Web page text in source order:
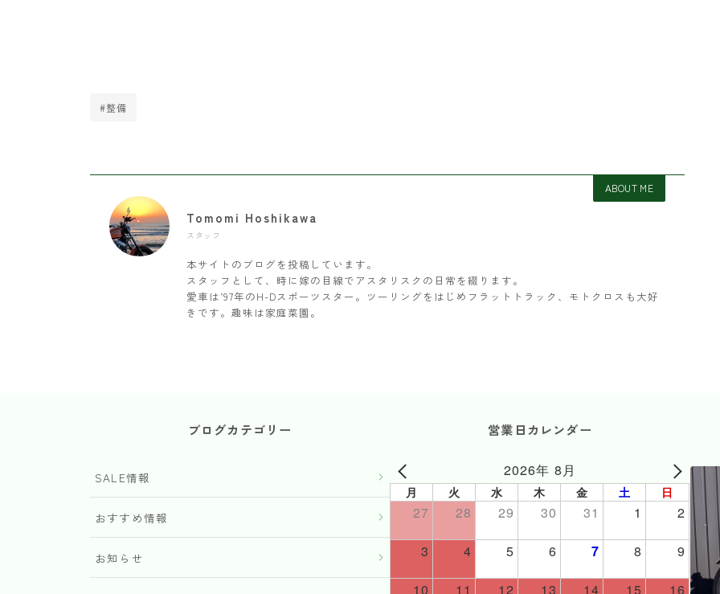
#整備
ABOUT ME
Tomomi Hoshikawa
スタッフ
本サイトのブログを投稿しています。
スタッフとして、時に嫁の目線でアスタリスクの日常を綴ります。
愛車は’97年のH-Dスポーツスター。ツーリングをはじめフラットトラック、モトクロスも大好
きです。趣味は家庭菜園。
ブログカテゴリー
SALE情報
おすすめ情報
お知らせ
営業日カレンダー
2026年 8月
月 火 水 木 金 土 日
27 28 29 30 31 1 2
3 4 5 6 7 8 9
10 11 12 13 14 15 16